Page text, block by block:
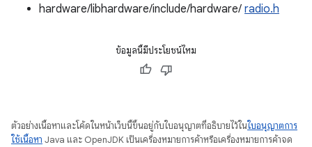
hardware/libhardware/include/hardware/ radio.h
ข้อมูลนี้มีประโยชน์ไหม
ตัวอย่างเนื้อหาและโค้ดในหน้าเว็บนี้ขึ้นอยู่กับใบอนุญาตที่อธิบายไว้ในใบอนุญาตการ
ใช้เนื้อหา Java และ OpenJDK เป็นเครื่องหมายการค้าหรือเครื่องหมายการค้าจด